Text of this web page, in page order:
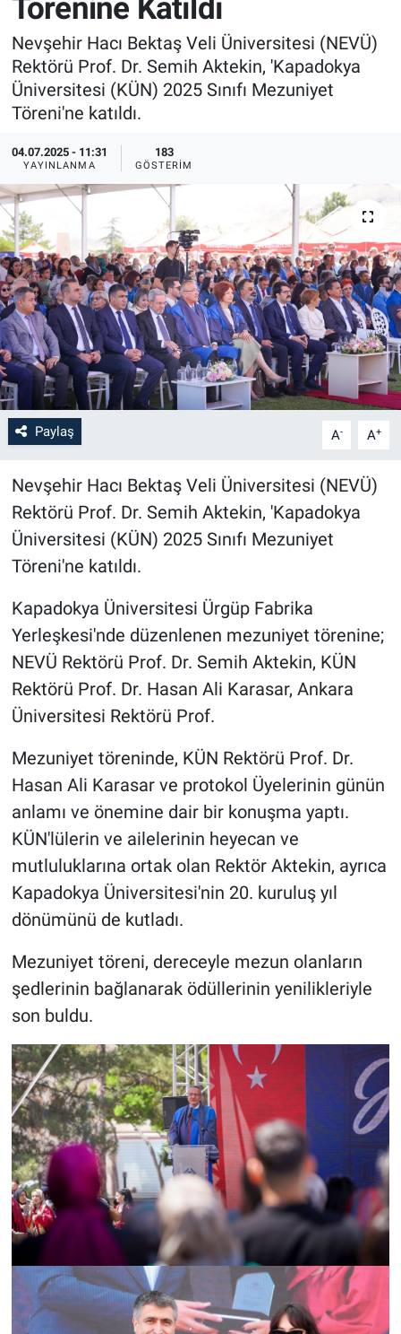
Törenine Katıldı
Nevşehir Hacı Bektaş Veli Üniversitesi (NEVÜ)
Rektörü Prof. Dr. Semih Aktekin, 'Kapadokya
Üniversitesi (KÜN) 2025 Sınıfı Mezuniyet
Töreni'ne katıldı.
04.07.2025 - 11:31
YAYINLANMA
183
GÖSTERIM
Paylaş A- A+
Nevşehir Hacı Bektaş Veli Üniversitesi (NEVÜ)
Rektörü Prof. Dr. Semih Aktekin, 'Kapadokya
Üniversitesi (KÜN) 2025 Sınıfı Mezuniyet
Töreni'ne katıldı.
Kapadokya Üniversitesi Ürgüp Fabrika
Yerleşkesi'nde düzenlenen mezuniyet törenine;
NEVÜ Rektörü Prof. Dr. Semih Aktekin, KÜN
Rektörü Prof. Dr. Hasan Ali Karasar, Ankara
Üniversitesi Rektörü Prof.
Mezuniyet töreninde, KÜN Rektörü Prof. Dr.
Hasan Ali Karasar ve protokol Üyelerinin günün
anlamı ve önemine dair bir konuşma yaptı.
KÜN'lülerin ve ailelerinin heyecan ve
mutluluklarına ortak olan Rektör Aktekin, ayrıca
Kapadokya Üniversitesi'nin 20. kuruluş yıl
dönümünü de kutladı.
Mezuniyet töreni, dereceyle mezun olanların
şedlerinin bağlanarak ödüllerinin yenilikleriyle
son buldu.
Sağlık
Yerel
Genel
Asayiş
İlan - Duyuru- Mesaj
Türkiye Gündemi
Sizden Gelenler
Yaşam
Sağlık
Eğitim
Kültür
3.Sayfa
Medya
Bilim-Tek
Teknoloji
Röportaj
Niğde
Aksaray
Kırşehir
Yerel
Genel
Asayiş
Kültür - Sanat
Magazin
Haberde İnsan
İlan - Duyuru- Mesaj
Türkiye Gündemi
Sizden Gelenler